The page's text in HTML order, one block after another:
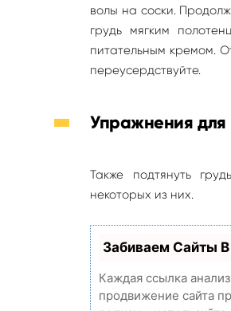
волы на соски.
грудь мягким
питательным кремом.
переусердствуйте.
Упражнения для
Также подтянуть
некоторых из них.
Забиваем Сайты
Каждая ссылка
продвижение сайта